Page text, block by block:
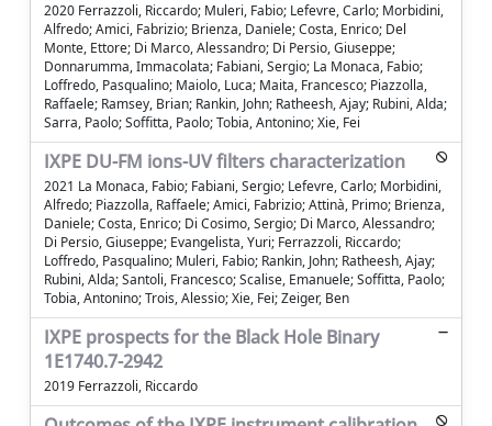
2020 Ferrazzoli, Riccardo; Muleri, Fabio; Lefevre, Carlo; Morbidini,
Alfredo; Amici, Fabrizio; Brienza, Daniele; Costa, Enrico; Del
Monte, Ettore; Di Marco, Alessandro; Di Persio, Giuseppe;
Donnarumma, Immacolata; Fabiani, Sergio; La Monaca, Fabio;
Loffredo, Pasqualino; Maiolo, Luca; Maita, Francesco; Piazzolla,
Raffaele; Ramsey, Brian; Rankin, John; Ratheesh, Ajay; Rubini, Alda;
Sarra, Paolo; Soffitta, Paolo; Tobia, Antonino; Xie, Fei
IXPE DU-FM ions-UV filters characterization
2021 La Monaca, Fabio; Fabiani, Sergio; Lefevre, Carlo; Morbidini,
Alfredo; Piazzolla, Raffaele; Amici, Fabrizio; Attinà, Primo; Brienza,
Daniele; Costa, Enrico; Di Cosimo, Sergio; Di Marco, Alessandro;
Di Persio, Giuseppe; Evangelista, Yuri; Ferrazzoli, Riccardo;
Loffredo, Pasqualino; Muleri, Fabio; Rankin, John; Ratheesh, Ajay;
Rubini, Alda; Santoli, Francesco; Scalise, Emanuele; Soffitta, Paolo;
Tobia, Antonino; Trois, Alessio; Xie, Fei; Zeiger, Ben
IXPE prospects for the Black Hole Binary
1E1740.7-2942
2019 Ferrazzoli, Riccardo